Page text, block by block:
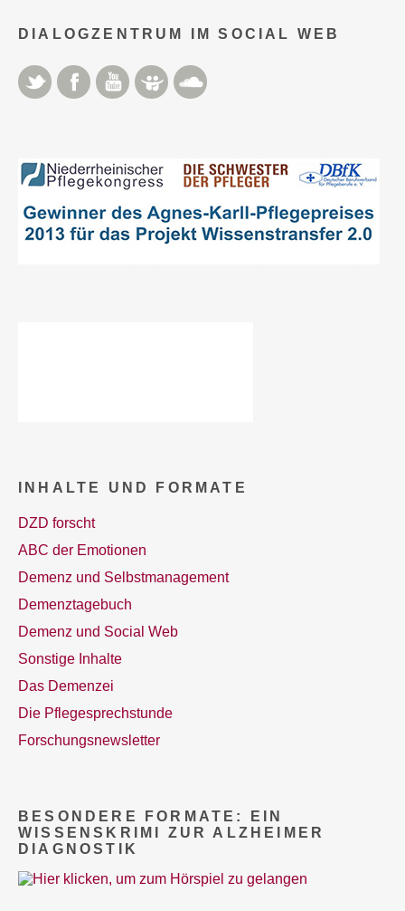
DIALOGZENTRUM IM SOCIAL WEB
Twitter FacebookYouTubeSlideshare
INHALTE UND FORMATE
DZD forscht
ABC der Emotionen
Demenz und Selbstmanagement
Demenztagebuch
Demenz und Social Web
Sonstige Inhalte
Das Demenzei
Die Pflegesprechstunde
Forschungsnewsletter
BESONDERE FORMATE: EIN
WISSENSKRIMI ZUR ALZHEIMER
DIAGNOSTIK